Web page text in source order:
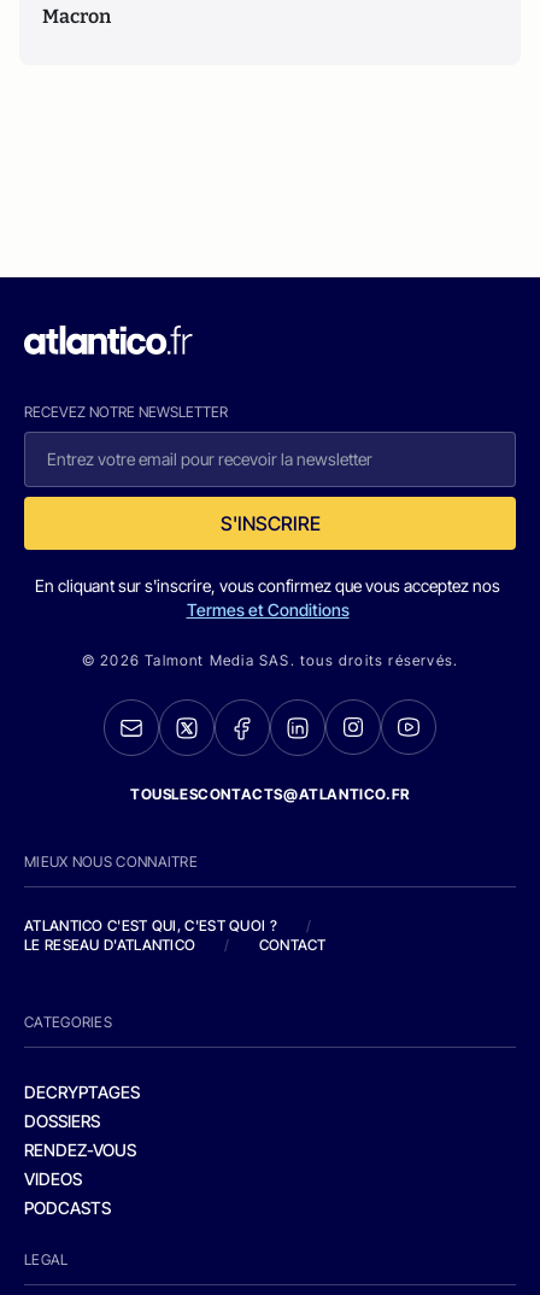
Macron
RECEVEZ NOTRE NEWSLETTER
S'INSCRIRE
En cliquant sur s'inscrire, vous confirmez que vous acceptez nos
Termes et Conditions
© 2026 Talmont Media SAS. tous droits réservés.
TOUSLESCONTACTS@ATLANTICO.FR
MIEUX NOUS CONNAITRE
ATLANTICO C'EST QUI, C'EST QUOI ?
/
LE RESEAU D'ATLANTICO
/ CONTACT
CATEGORIES
DECRYPTAGES
DOSSIERS
RENDEZ-VOUS
VIDEOS
PODCASTS
LEGAL